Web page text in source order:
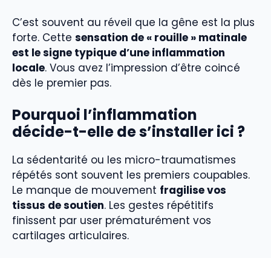
C’est souvent au réveil que la gêne est la plus
forte. Cette sensation de « rouille » matinale
est le signe typique d’une inflammation
locale. Vous avez l’impression d’être coincé
dès le premier pas.
Pourquoi l’inflammation
décide-t-elle de s’installer ici ?
La sédentarité ou les micro-traumatismes
répétés sont souvent les premiers coupables.
Le manque de mouvement fragilise vos
tissus de soutien. Les gestes répétitifs
finissent par user prématurément vos
cartilages articulaires.